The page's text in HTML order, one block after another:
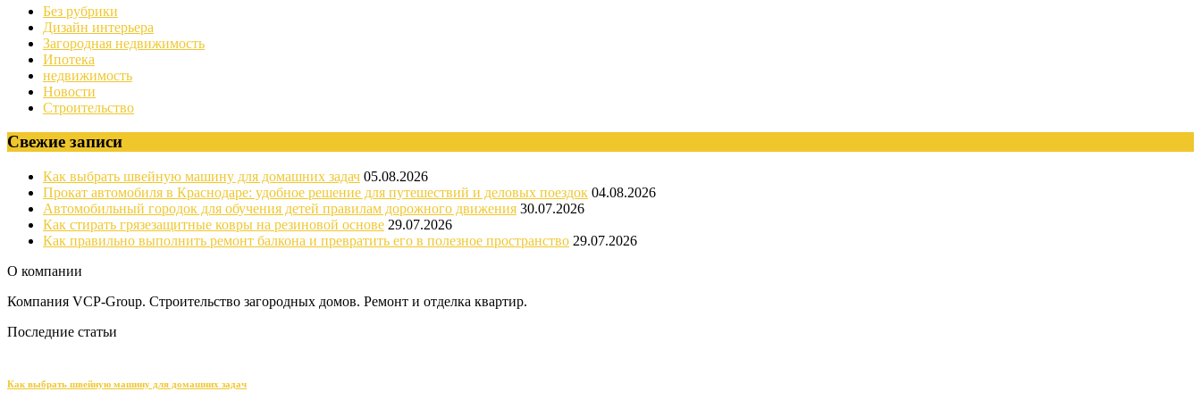
Без рубрики
Дизайн интерьера
Загородная недвижимость
Ипотека
недвижимость
Новости
Строительство
Свежие записи
Как выбрать швейную машину для домашних задач 05.08.2026
Прокат автомобиля в Краснодаре: удобное решение для путешествий и деловых поездок 04.08.2026
Автомобильный городок для обучения детей правилам дорожного движения 30.07.2026
Как стирать грязезащитные ковры на резиновой основе 29.07.2026
Как правильно выполнить ремонт балкона и превратить его в полезное пространство 29.07.2026
О компании
Компания VCP-Group. Строительство загородных домов. Ремонт и отделка квартир.
Последние статьи
Как выбрать швейную машину для домашних задач